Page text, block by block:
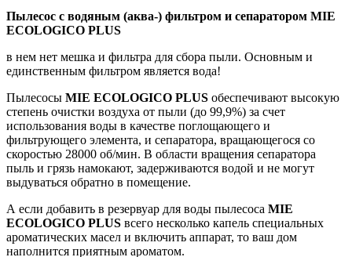
Пылесос с водяным (аква-) фильтром и сепаратором MIE
ECOLOGICO PLUS
в нем нет мешка и фильтра для сбора пыли. Основным и
единственным фильтром является вода!
Пылесосы MIE ECOLOGICO PLUS обеспечивают высокую
степень очистки воздуха от пыли (до 99,9%) за счет
использования воды в качестве поглощающего и
фильтрующего элемента, и сепаратора, вращающегося со
скоростью 28000 об/мин. В области вращения сепаратора
пыль и грязь намокают, задерживаются водой и не могут
выдуваться обратно в помещение.
А если добавить в резервуар для воды пылесоса MIE
ECOLOGICO PLUS всего несколько капель специальных
ароматических масел и включить аппарат, то ваш дом
наполнится приятным ароматом.